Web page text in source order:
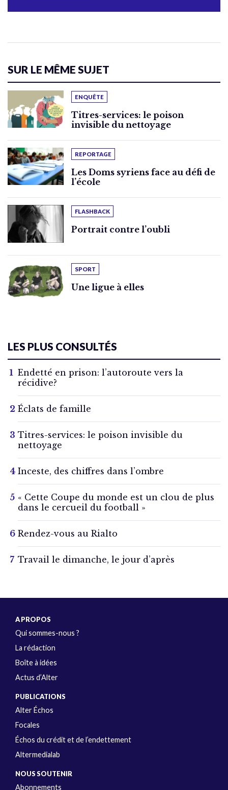
SUR LE MÊME SUJET
ENQUÊTE
Titres-services: le poison
invisible du nettoyage
REPORTAGE
Les Doms syriens face au défi de
l’école
FLASHBACK
Portrait contre l’oubli
SPORT
Une ligue à elles
LES PLUS CONSULTÉS
Endetté en prison: l’autoroute vers la
récidive?
Éclats de famille
Titres-services: le poison invisible du
nettoyage
Inceste, des chiffres dans l’ombre
« Cette Coupe du monde est un clou de plus
dans le cercueil du football »
Rendez-vous au Rialto
Travail le dimanche, le jour d’après
A PROPOS
Qui sommes-nous ?
La rédaction
Boîte à idées
Actus d’Alter
PUBLICATIONS
Alter Échos
Focales
Échos du crédit et de l’endettement
Altermedialab
NOUS SOUTENIR
Abonnements